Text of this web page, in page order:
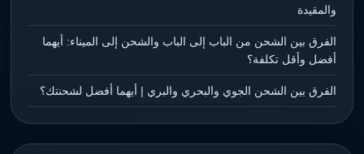
والمقيدة
الفرق بين الشحن من الباب إلى الباب والشحن إلى الميناء: أيهما
أفضل وأقل تكلفة؟
الفرق بين الشحن الجوي والبحري والبري | أيهما أفضل لشحنتك؟